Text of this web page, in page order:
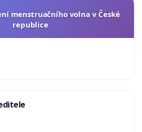
menstruačního volna v České
republice